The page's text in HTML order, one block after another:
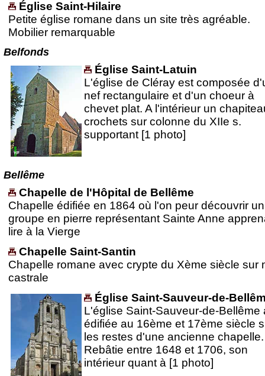
Église Saint-Hilaire
Petite église romane dans un site très agréable.
Mobilier remarquable
Belfonds
Église Saint-Latuin
L'église de Cléray est composée
nef rectangulaire et d'un choeur à
chevet plat. A l'intérieur un
crochets sur colonne du XIIe s.
supportant [1 photo]
Bellême
Chapelle de l'Hôpital de Bellême
Chapelle édifiée en 1864 où l'on peur découvrir un
groupe en pierre représentant Sainte Anne
lire à la Vierge
Chapelle Saint-Santin
Chapelle romane avec crypte du Xème siècle sur
castrale
Église Saint-Sauveur-de-
L'église Saint-Sauveur-de-Bellême
édifiée au 16ème et 17ème siècle
les restes d'une ancienne chapelle.
Rebâtie entre 1648 et 1706, son
intérieur quant à [1 photo]